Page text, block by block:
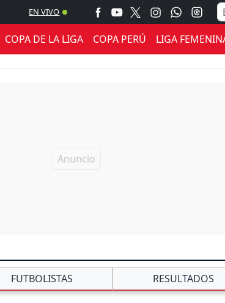
EN VIVO
COPA DE LA LIGA COPA PERÚ LIGA
FUTBOLISTAS RESULTADOS